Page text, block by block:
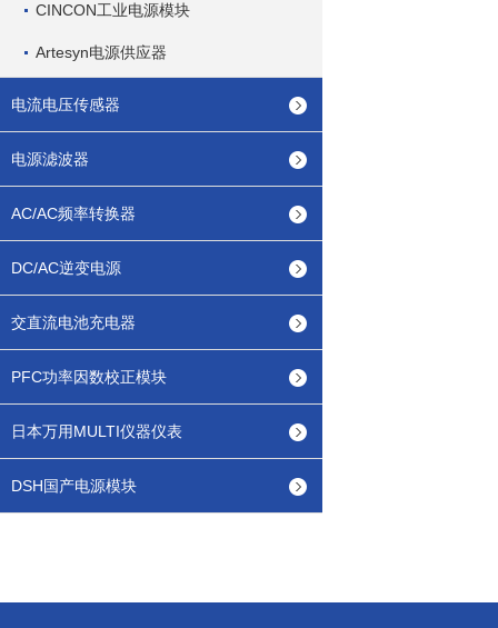
CINCON工业电源模块
Artesyn电源供应器
电流电压传感器
电源滤波器
AC/AC频率转换器
DC/AC逆变电源
交直流电池充电器
PFC功率因数校正模块
日本万用MULTI仪器仪表
DSH国产电源模块